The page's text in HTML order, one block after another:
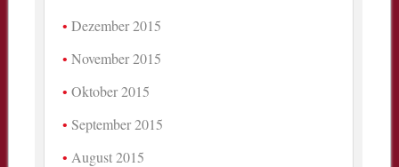
Dezember 2015
November 2015
Oktober 2015
September 2015
August 2015